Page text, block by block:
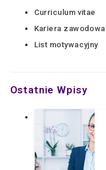
Curriculum vitae
Kariera zawodowa
List motywacyjny
Ostatnie Wpisy